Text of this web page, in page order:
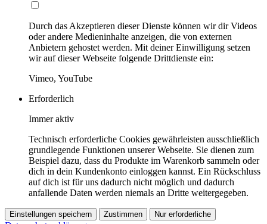
Durch das Akzeptieren dieser Dienste können wir dir Videos
oder andere Medieninhalte anzeigen, die von externen
Anbietern gehostet werden. Mit deiner Einwilligung setzen
wir auf dieser Webseite folgende Drittdienste ein:
Vimeo, YouTube
Erforderlich
Immer aktiv
Technisch erforderliche Cookies gewährleisten ausschließlich
grundlegende Funktionen unserer Webseite. Sie dienen zum
Beispiel dazu, dass du Produkte im Warenkorb sammeln oder
dich in dein Kundenkonto einloggen kannst. Ein Rückschluss
auf dich ist für uns dadurch nicht möglich und dadurch
anfallende Daten werden niemals an Dritte weitergegeben.
Einstellungen speichern Zustimmen Nur erforderliche